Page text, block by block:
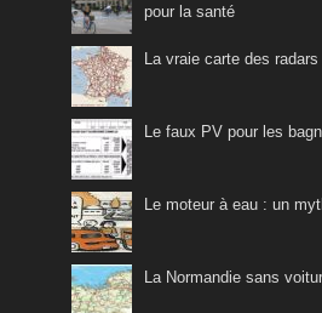
pour la santé
La vraie carte des
Le faux PV pour les
Le moteur à eau : un
La Normandie sans